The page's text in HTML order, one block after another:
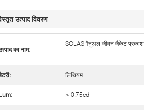
उत्पाद विवरण
का नाम:
SOLAS मैनुअल जीवन जैकेट प्रकाश
लिथियम
> 0.75cd